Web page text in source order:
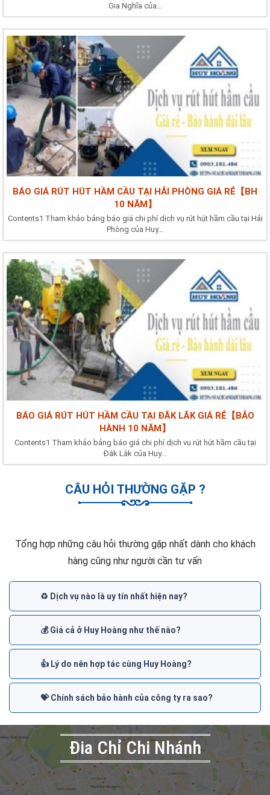
Gia Nghĩa của...
BÁO GIÁ RÚT HÚT HẦM CẦU TẠI HẢI PHÒNG GIÁ RẺ【BH
10 NĂM】
Contents1 Tham khảo bảng báo giá chi phí dịch vụ rút hút hầm cầu tại Hải
Phòng của Huy...
BÁO GIÁ RÚT HÚT HẦM CẦU TẠI ĐẮK LẮK GIÁ RẺ【BẢO
HÀNH 10 NĂM】
Contents1 Tham khảo bảng báo giá chi phí dịch vụ rút hút hầm cầu tại
Đắk Lắk của Huy...
CÂU HỎI THƯỜNG GẶP ?
Tổng hợp những câu hỏi thường gặp nhất dành cho khách
hàng cũng như người cần tư vấn
♻️ Dịch vụ nào là uy tín nhất hiện nay?
💰 Giá cả ở Huy Hoàng như thế nào?
👍 Lý do nên hợp tác cùng Huy Hoàng?
💝 Chính sách bảo hành của công ty ra sao?
Đia Chỉ Chi Nhánh